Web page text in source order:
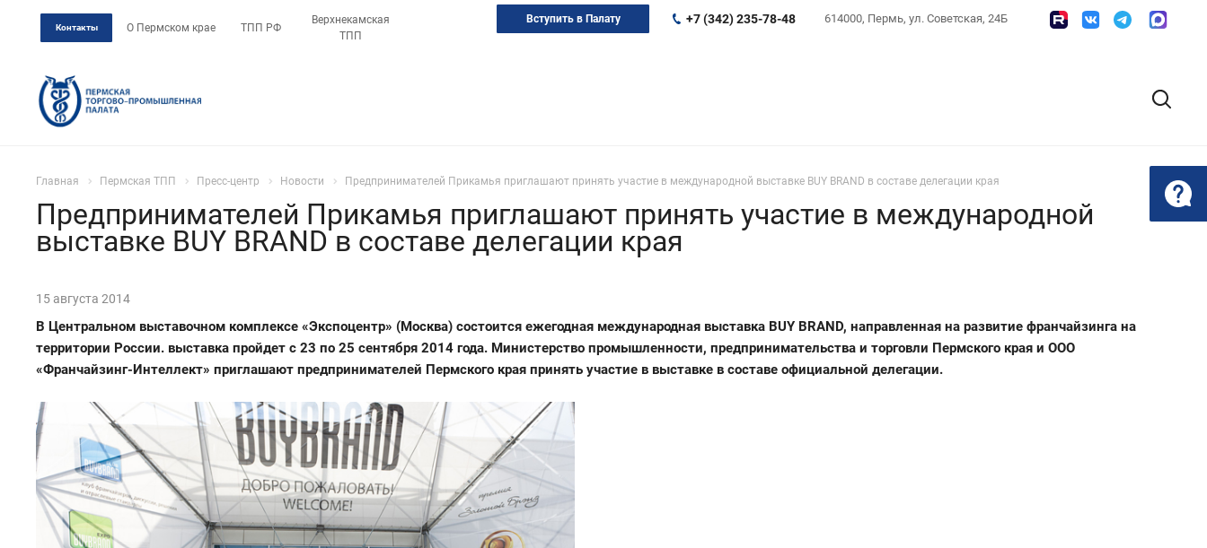
Контакты О Пермском крае ТПП РФ
Верхнекамская
ТПП
614000, Пермь, ул. Советская, 24Б
+7 (342) 235-78-48
Вступить в Палату
Главная Пермская ТПП Пресс-центр Новости Предпринимателей Прикамья приглашают принять участие в международной выставке BUY BRAND в составе делегации края
Предпринимателей Прикамья приглашают принять участие в международной
выставке BUY BRAND в составе делегации края
15 августа 2014
В Центральном выставочном комплексе «Экспоцентр» (Москва) состоится ежегодная международная выставка BUY BRAND, направленная на развитие франчайзинга на
территории России. выставка пройдет с 23 по 25 сентября 2014 года. Министерство промышленности, предпринимательства и торговли Пермского края и ООО
«Франчайзинг-Интеллект» приглашают предпринимателей Пермского края принять участие в выставке в составе официальной делегации.